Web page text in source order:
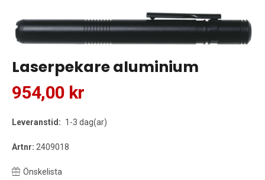
Laserpekare aluminium
954,00 kr
Leveranstid: 1-3 dag(ar)
Artnr: 2409018
Önskelista